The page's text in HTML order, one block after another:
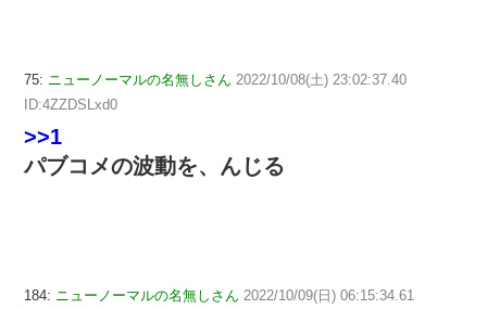
75: ニューノーマルの名無しさん 2022/10/08(土) 23:02:37.40
ID:4ZZDSLxd0
>>1
パブコメの波動を、んじる
184: ニューノーマルの名無しさん 2022/10/09(日) 06:15:34.61